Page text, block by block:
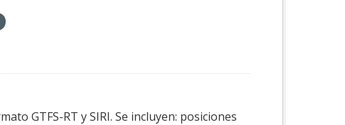
GTFS-RT y SIRI. Se incluyen: posiciones